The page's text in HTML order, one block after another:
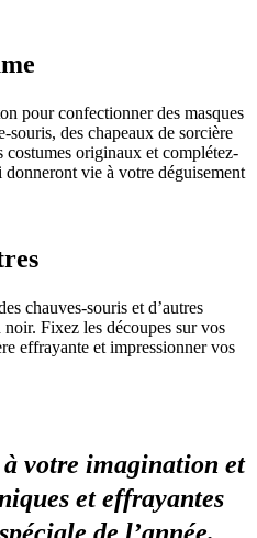
pour confectionner des masques
souris, des chapeaux de sorcière
costumes originaux et complétez-
vie à votre déguisement
chauves-souris et d’autres
Fixez les découpes sur vos
effrayante et impressionner vos
votre imagination et
et effrayantes